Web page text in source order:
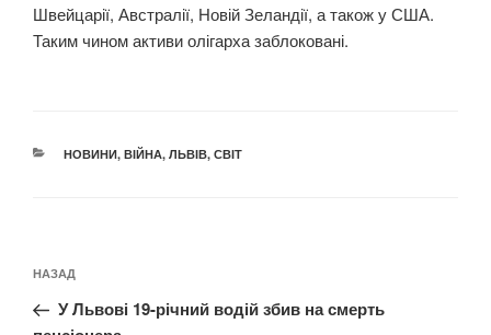
Швейцарії, Австралії, Новій Зеландії, а також у США.
Таким чином активи олігарха заблоковані.
КАТЕГОРІЇ
НОВИНИ, ВІЙНА, ЛЬВІВ, СВІТ
записів
Попередній
запис:
НАЗАД
У Львові 19-річний водій збив на смерть